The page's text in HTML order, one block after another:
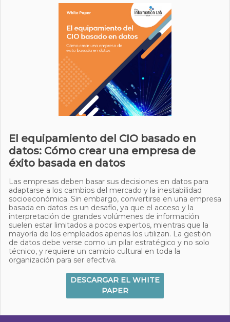
El equipamiento del CIO basado en
datos: Cómo crear una empresa de
éxito basada en datos
Las empresas deben basar sus decisiones en datos para
adaptarse a los cambios del mercado y la inestabilidad
socioeconómica. Sin embargo, convertirse en una empresa
basada en datos es un desafío, ya que el acceso y la
interpretación de grandes volúmenes de información
suelen estar limitados a pocos expertos, mientras que la
mayoría de los empleados apenas los utilizan. La gestión
de datos debe verse como un pilar estratégico y no solo
técnico, y requiere un cambio cultural en toda la
organización para ser efectiva.
DESCARGAR EL WHITE
PAPER